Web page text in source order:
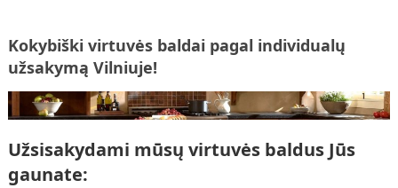
Kokybiški virtuvės baldai pagal individualų
užsakymą Vilniuje!
Užsisakydami mūsų virtuvės baldus Jūs
gaunate: